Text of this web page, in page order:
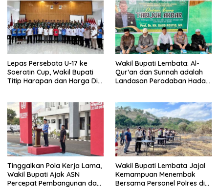
Lepas Persebata U-17 ke
Soeratin Cup, Wakil Bupati
Titip Harapan dan Harga Diri
Wakil Bupati Lembata: Al-
Qur’an dan Sunnah adalah
Landasan Peradaban Hadapi
Tinggalkan Pola Kerja Lama,
Wakil Bupati Ajak ASN
Percepat Pembangunan dan
Wakil Bupati Lembata Jajal
Kemampuan Menembak
Bersama Personel Polres di